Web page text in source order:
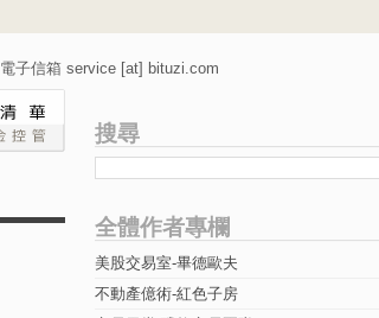
電子信箱 service [at] bituzi.com
搜尋
全體作者專欄
美股交易室-畢德歐夫
不動產億術-紅色子房